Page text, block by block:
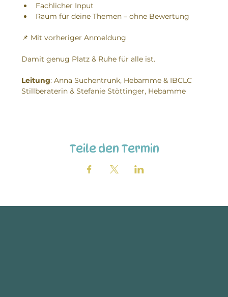
Fachlicher Input
Raum für deine Themen – ohne Bewertung
📌 Mit vorheriger Anmeldung
Damit genug Platz & Ruhe für alle ist.
Leitung: Anna Suchentrunk, Hebamme & IBCLC
Stillberaterin & Stefanie Stöttinger, Hebamme
Teile den Termin